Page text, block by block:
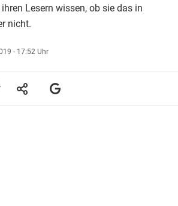
Lesern wissen, ob sie das in
nicht.
- 17:52 Uhr